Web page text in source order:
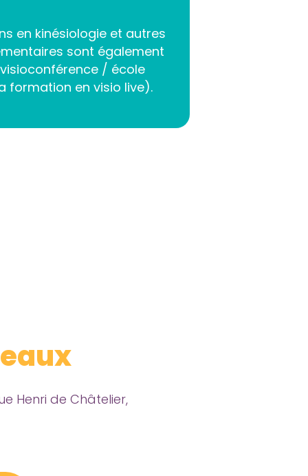
en kinésiologie et autres
sont également
/ école
formation en visio live).
Henri de Châtelier,